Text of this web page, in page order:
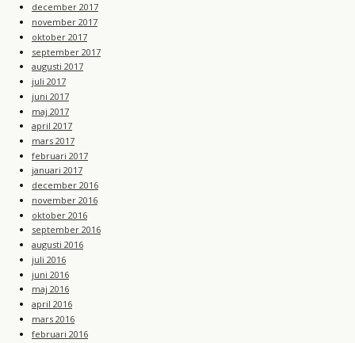
december 2017
november 2017
oktober 2017
september 2017
augusti 2017
juli 2017
juni 2017
maj 2017
april 2017
mars 2017
februari 2017
januari 2017
december 2016
november 2016
oktober 2016
september 2016
augusti 2016
juli 2016
juni 2016
maj 2016
april 2016
mars 2016
februari 2016